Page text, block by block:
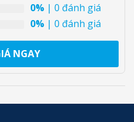
0% | 0 đánh giá
0% | 0 đánh giá
NGAY